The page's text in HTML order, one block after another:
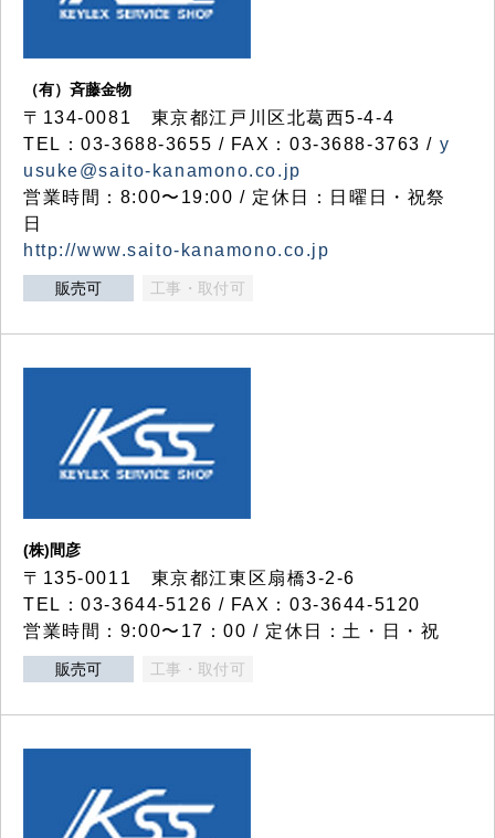
（有）斉藤金物
〒134-0081 東京都江戸川区北葛西5-4-4
TEL：03-3688-3655 / FAX：03-3688-3763 / y
usuke@saito-kanamono.co.jp
営業時間：8:00〜19:00 / 定休日：日曜日・祝祭
日
http://www.saito-kanamono.co.jp
販売可 工事・取付可
(株)間彦
〒135-0011 東京都江東区扇橋3-2-6
TEL：03-3644-5126 / FAX：03-3644-5120
営業時間：9:00〜17：00 / 定休日：土・日・祝
販売可 工事・取付可